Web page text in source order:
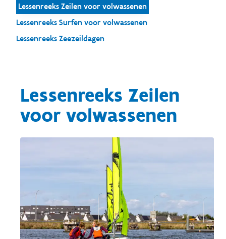
Lessenreeks Zeilen voor volwassenen
Lessenreeks Surfen voor volwassenen
Lessenreeks Zeezeildagen
Lessenreeks Zeilen
voor volwassenen